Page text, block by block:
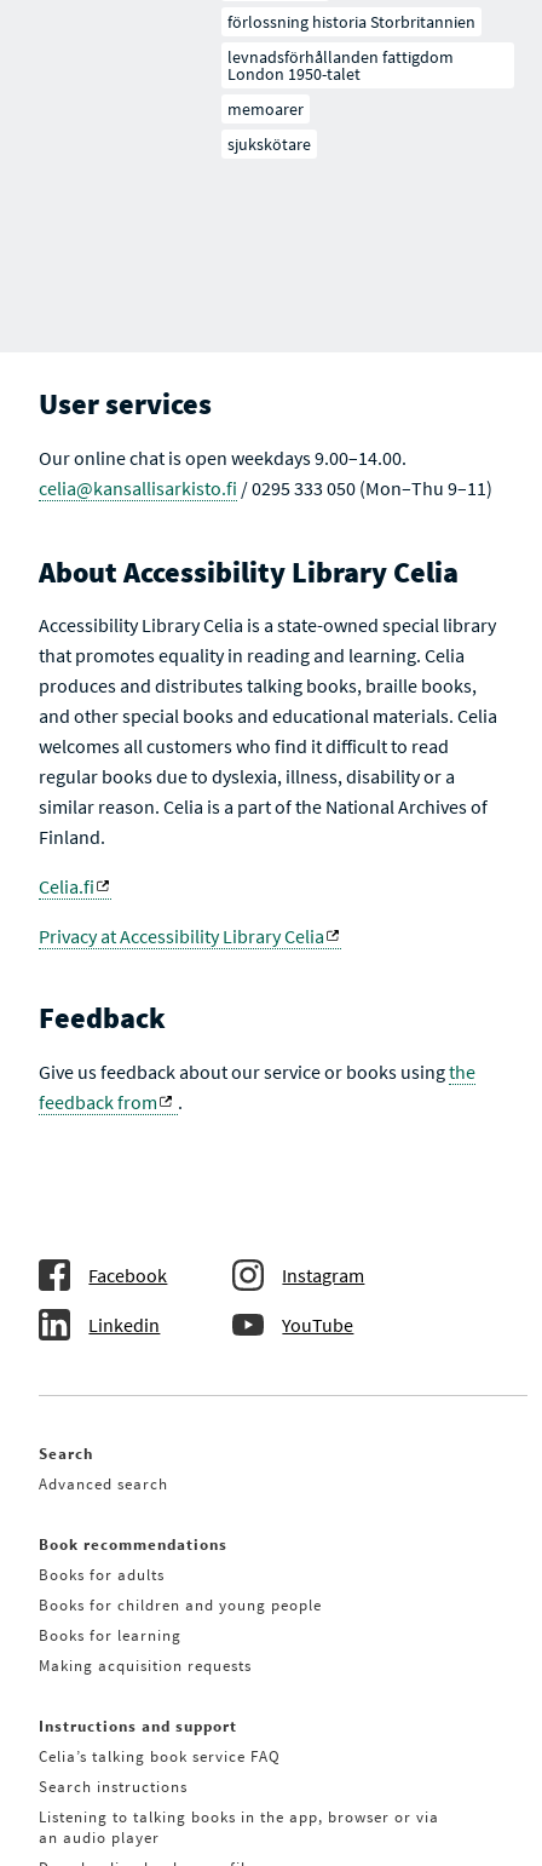
förlossning historia Storbritannien
levnadsförhållanden fattigdom
London 1950-talet
memoarer
sjukskötare
User services
Our online chat is open weekdays 9.00–14.00.
celia@kansallisarkisto.fi / 0295 333 050 (Mon–Thu 9–11)
About Accessibility Library Celia
Accessibility Library Celia is a state-owned special library
that promotes equality in reading and learning. Celia
produces and distributes talking books, braille books,
and other special books and educational materials. Celia
welcomes all customers who find it difficult to read
regular books due to dyslexia, illness, disability or a
similar reason. Celia is a part of the National Archives of
Finland.
Celia.fi
Privacy at Accessibility Library Celia
Feedback
Give us feedback about our service or books usingthe
feedback from
.
Facebook Instagram
Linkedin YouTube
Search
Advanced search
Book recommendations
Books for adults
Books for children and young people
Books for learning
Making acquisition requests
Instructions and support
Celia’s talking book service FAQ
Search instructions
Listening to talking books in the app, browser or via
an audio player